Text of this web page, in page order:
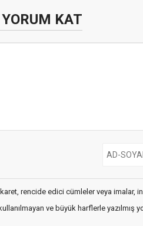
YORUM KAT
rencide edici cümleler veya imalar,
ve büyük harflerle yazılmış